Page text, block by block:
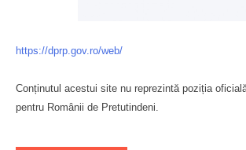
https://dprp.gov.ro/web/
Conținutul acestui site nu reprezintă poziția
pentru Românii de Pretutindeni.